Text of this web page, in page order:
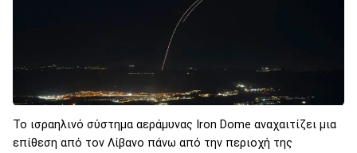
Το ισραηλινό σύστημα αεράμυνας Iron Dome αναχαιτίζει μια
επίθεση από τον Λίβανο πάνω από την περιοχή της